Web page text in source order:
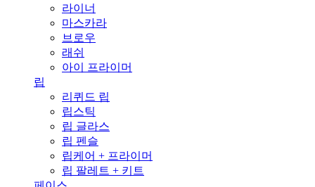
라이너
마스카라
브로우
래쉬
아이 프라이머
립
리퀴드 립
립스틱
립 글라스
립 펜슬
립케어 + 프라이머
립 팔레트 + 키트